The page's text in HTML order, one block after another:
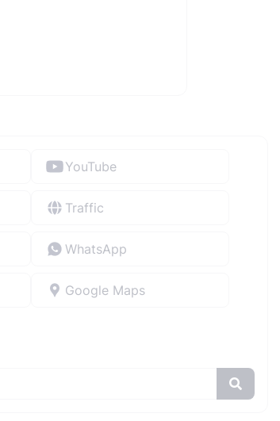
YouTube
Traffic
WhatsApp
Google Maps